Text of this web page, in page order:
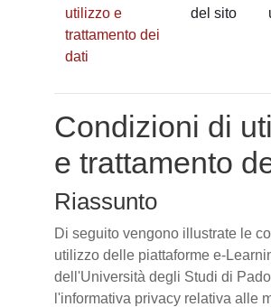
utilizzo e
trattamento dei
dati
del sito
Condizioni di
e trattamento
Riassunto
Di seguito vengono illustrate le
utilizzo delle piattaforme e-
dell'Università degli Studi di
l'informativa privacy relativa alle